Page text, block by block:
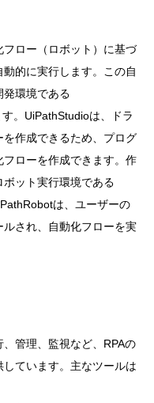
ロー（ロボット）に基づ
的に実行します。この自
環境である
。UiPathStudioは、ドラ
作成できるため、プログ
ローを作成できます。作
ット実行環境である
は、ユーザーの
され、自動化フローを実
管理、監視など、RPAの
ています。主なツールは